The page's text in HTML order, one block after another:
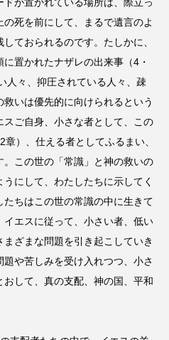
死を前にして、まるで遺言のよ
ておられるのです。たしかに、
置かれたナザレの出来事（4・
人々、抑圧されている人々、疎
いは優先的に向けられるという
ご自身、小さな者として、この
）、仕える者としてふるまい、
この世の「常識」と神の救いの
にして、わたしたちに示してく
ちはこの世の常識の中に生きて
エスに従って、小さい者、低い
ざまな問題を引き起こしていき
や苦しみを受け入れつつ、小さ
して、真の支配、神の国、平和